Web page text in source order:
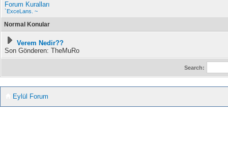
Forum Kuralları
`ExceLans. ~
Normal Konular
Verem Nedir??
Son Gönderen: TheMuRo
Search:
Eylül Forum